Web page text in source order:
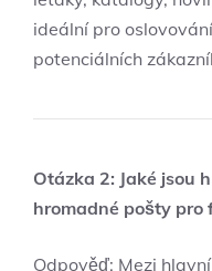
ideální pro
potenciálních
Otázka 2: Jaké jsou
hromadné pošty pro
Odpověď: Mezi